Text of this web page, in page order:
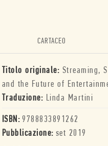
CARTACEO
Titolo originale: Streaming,
and the Future of
Traduzione: Linda Martini
ISBN: 9788833891262
Pubblicazione: set 2019